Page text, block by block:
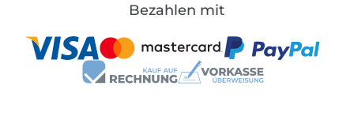
Bezahlen mit